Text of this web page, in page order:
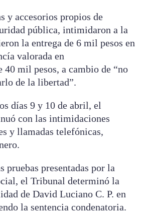
y accesorios propios de
pública, intimidaron a la
la entrega de 6 mil pesos en
valorada en
40 mil pesos, a cambio de “no
de la libertad”.
días 9 y 10 de abril, el
con las intimidaciones
y llamadas telefónicas,
pruebas presentadas por la
el Tribunal determinó la
de David Luciano C. P. en
la sentencia condenatoria.